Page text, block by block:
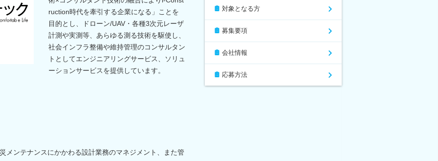
ruction時代を牽引する企業になる」ことを
目的とし、ドローン/UAV・各種3次元レーザ
計測や実測等、あらゆる測る技術を駆使し、
社会インフラ整備や維持管理のコンサルタン
トとしてエンジニアリングサービス、ソリュ
ーションサービスを提供しています。
メンテナンスにかかわる設計業務のマネジメント、また管
対象となる方
募集要項
会社情報
応募方法